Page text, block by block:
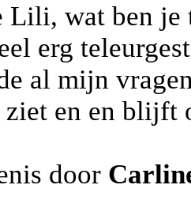
Lili, wat ben je
erg
al mijn
ziet en en
door